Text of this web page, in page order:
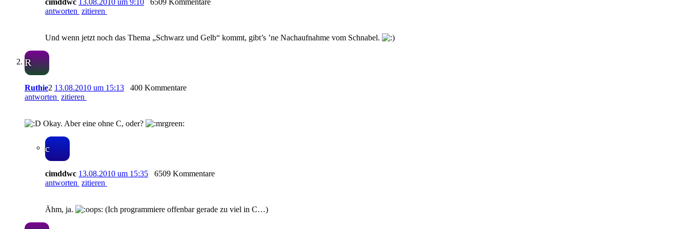
cimddwc 13.08.2010 um 9:10
6509 Kommentare
antworten zitieren
Und wenn jetzt noch das Thema „Schwarz und Gelb“ kommt, gibt’s ’ne Nachaufnahme vom Schnabel.
R
Ruthie2 13.08.2010 um 15:13
400 Kommentare
antworten zitieren
Okay. Aber eine ohne C, oder?
c
cimddwc 13.08.2010 um 15:35
6509 Kommentare
antworten zitieren
Ähm, ja. (Ich programmiere offenbar gerade zu viel in C…)